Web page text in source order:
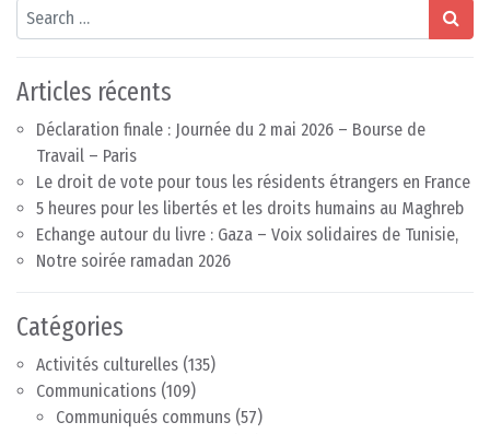
Search
Articles récents
Déclaration finale : Journée du 2 mai 2026 – Bourse de
Travail – Paris
Le droit de vote pour tous les résidents étrangers en France
5 heures pour les libertés et les droits humains au Maghreb
Echange autour du livre : Gaza – Voix solidaires de Tunisie,
Notre soirée ramadan 2026
Catégories
Activités culturelles (135)
Communications (109)
Communiqués communs (57)